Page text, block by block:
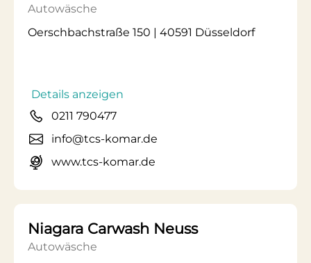
Autowäsche
Oerschbachstraße 150 | 40591 Düsseldorf
Details anzeigen
0211 790477
info@tcs-komar.de
www.tcs-komar.de
Niagara Carwash Neuss
Autowäsche